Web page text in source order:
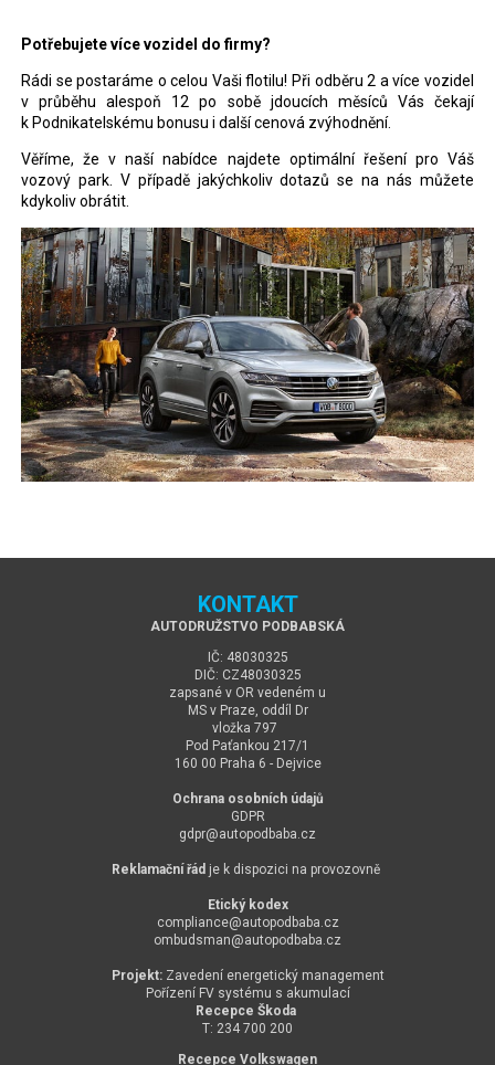
Potřebujete více vozidel do firmy?
Rádi se postaráme o celou Vaši flotilu! Při odběru 2 a více vozidel
v průběhu alespoň 12 po sobě jdoucích měsíců Vás čekají
k Podnikatelskému bonusu i další cenová zvýhodnění.
Věříme, že v naší nabídce najdete optimální řešení pro Váš
vozový park. V případě jakýchkoliv dotazů se na nás můžete
kdykoliv obrátit.
KONTAKT
AUTODRUŽSTVO PODBABSKÁ
IČ: 48030325
DIČ: CZ48030325
zapsané v OR vedeném u
MS v Praze, oddíl Dr
vložka 797
Pod Paťankou 217/1
160 00 Praha 6 - Dejvice
Ochrana osobních údajů
GDPR
gdpr@autopodbaba.cz
Reklamační řád je k dispozici na provozovně
Etický kodex
compliance@autopodbaba.cz
ombudsman@autopodbaba.cz
Projekt: Zavedení energetický management
Pořízení FV systému s akumulací
Recepce Škoda
T: 234 700 200
Recepce Volkswagen